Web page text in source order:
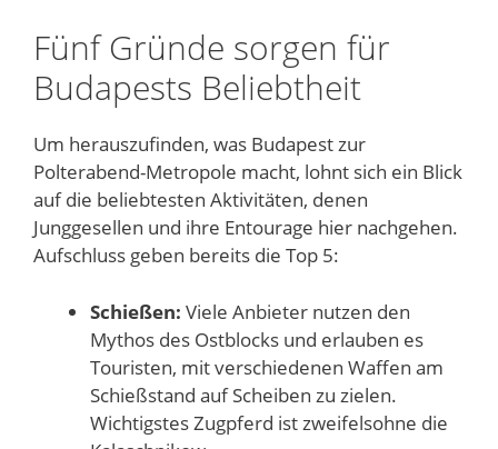
Fünf Gründe sorgen für
Budapests Beliebtheit
Um herauszufinden, was Budapest zur
Polterabend-Metropole macht, lohnt sich ein Blick
auf die beliebtesten Aktivitäten, denen
Junggesellen und ihre Entourage hier nachgehen.
Aufschluss geben bereits die Top 5:
Schießen: Viele Anbieter nutzen den
Mythos des Ostblocks und erlauben es
Touristen, mit verschiedenen Waffen am
Schießstand auf Scheiben zu zielen.
Wichtigstes Zugpferd ist zweifelsohne die